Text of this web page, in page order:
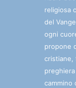
religiosa
del
ogni
propone
cristiane,
cammino